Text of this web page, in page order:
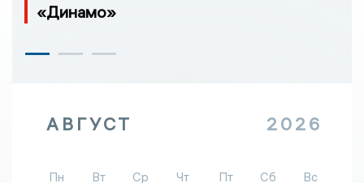
«Динамо»
АВГУСТ 2026
Пн Вт Ср Чт Пт Сб
Вс